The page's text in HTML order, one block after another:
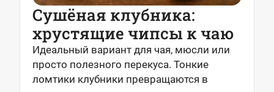
Сушёная клубника:
хрустящие чипсы к чаю
Идеальный вариант для чая, мюсли или
просто полезного перекуса. Тонкие
ломтики клубники превращаются в